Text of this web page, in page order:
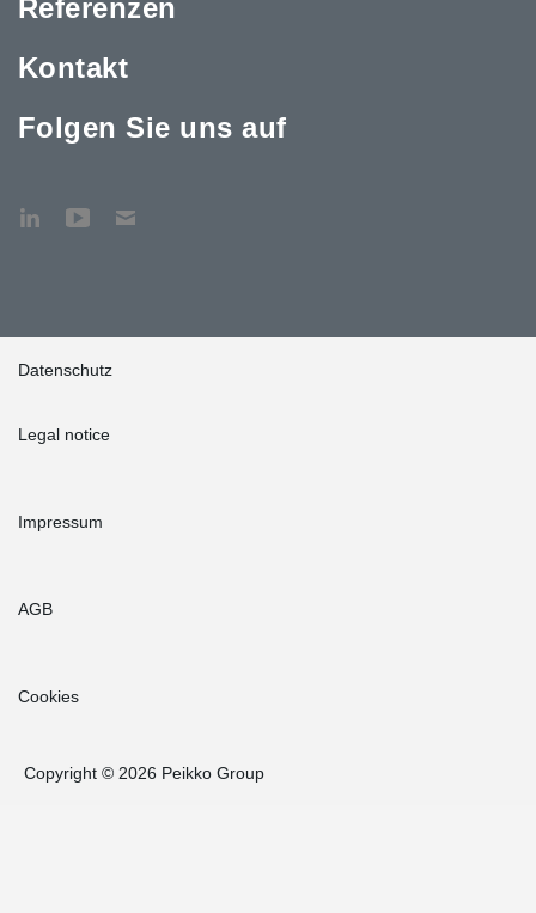
Referenzen
Kontakt
Folgen Sie uns auf
Datenschutz
Legal notice
Impressum
AGB
Cookies
Copyright © 2026 Peikko Group